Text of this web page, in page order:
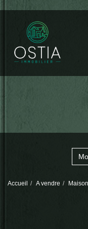
Accueil A vendre Maison